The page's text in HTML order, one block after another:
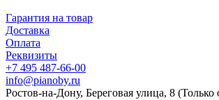
Гарантия на товар
Доставка
Оплата
Реквизиты
+7 495 487-66-00
info@pianoby.ru
Ростов-на-Дону, Береговая улица, 8